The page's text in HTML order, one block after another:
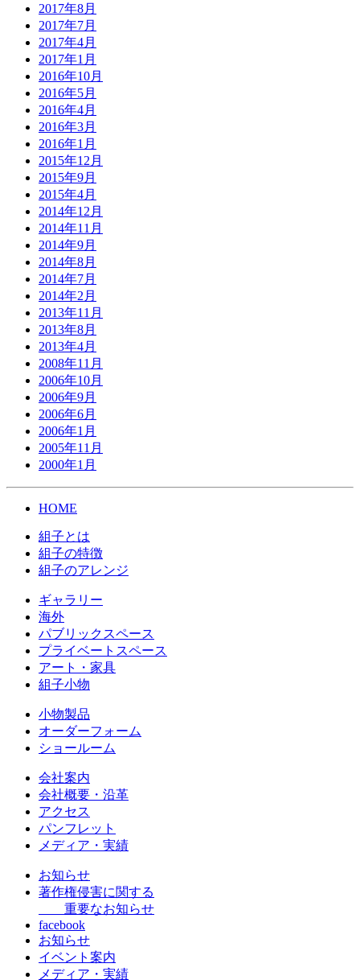
2017年8月
2017年7月
2017年4月
2017年1月
2016年10月
2016年5月
2016年4月
2016年3月
2016年1月
2015年12月
2015年9月
2015年4月
2014年12月
2014年11月
2014年9月
2014年8月
2014年7月
2014年2月
2013年11月
2013年8月
2013年4月
2008年11月
2006年10月
2006年9月
2006年6月
2006年1月
2005年11月
2000年1月
HOME
組子とは
組子の特徴
組子のアレンジ
ギャラリー
海外
パブリックスペース
プライベートスペース
アート・家具
組子小物
小物製品
オーダーフォーム
ショールーム
会社案内
会社概要・沿革
アクセス
パンフレット
メディア・実績
お知らせ
著作権侵害に関する
重要なお知らせ
facebook
お知らせ
イベント案内
メディア・実績